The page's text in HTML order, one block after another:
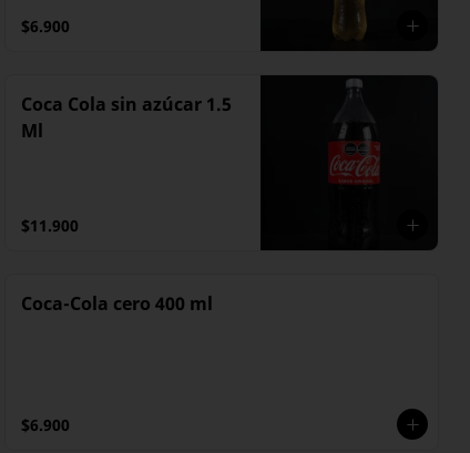
$6.900
Coca Cola sin azúcar 1.5
Ml
$11.900
Coca-Cola cero 400 ml
$6.900